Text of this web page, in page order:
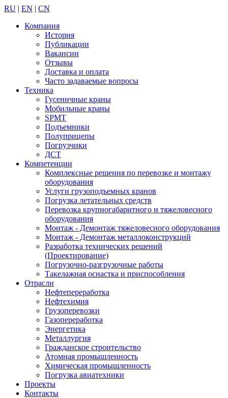
RU | EN | CN
Компания
История
Публикации
Вакансии
Отзывы
Доставка и оплата
Часто задаваемые вопросы
Техника
Гусеничные краны
Мобильные краны
SPMT
Подъемники
Полуприцепы
Погрузчики
ДСТ
Компетенции
Комплексные решения по перевозке и монтажу
оборудования
Услуги грузоподъемных кранов
Погрузка летательных средств
Перевозка крупногабаритного и тяжеловесного
оборудования
Монтаж - Демонтаж тяжеловесного оборудования
Монтаж - Демонтаж металлоконструкций
Разработка технических решений
(Проектирование)
Погрузочно-разгрузочные работы
Такелажная оснастка и приспособления
Отрасли
Нефтепереработка
Нефтехимия
Грузоперевозки
Газопереработка
Энергетика
Металлургия
Гражданское строительство
Атомная промышленность
Химическая промышленность
Погрузка авиатехники
Проекты
Контакты